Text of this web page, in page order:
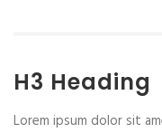
H3 Heading
Lorem ipsum dolor sit